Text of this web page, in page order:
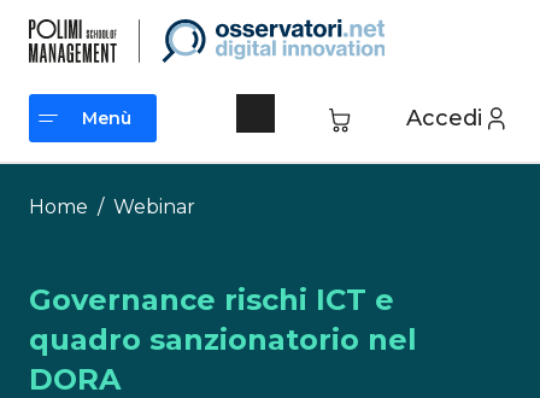
contenuto
Accedi
Menù
Menù
Home / Webinar
Governance rischi ICT e
quadro sanzionatorio nel
DORA